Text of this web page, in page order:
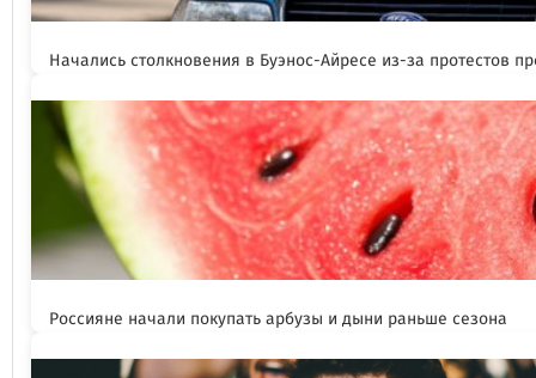
Начались столкновения в Буэнос-Айресе из-за протестов
Россияне начали покупать арбузы и дыни раньше сезона